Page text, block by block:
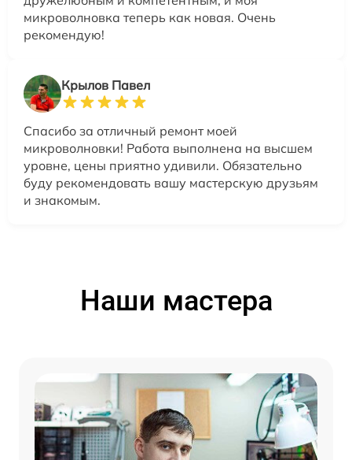
микроволновка теперь как новая. Очень
рекомендую!
Крылов Павел
Спасибо за отличный ремонт моей
микроволновки! Работа выполнена на высшем
уровне, цены приятно удивили. Обязательно
буду рекомендовать вашу мастерскую друзьям
и знакомым.
Наши мастера